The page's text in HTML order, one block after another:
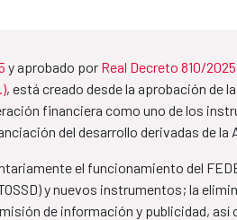
y aprobado por Real Decreto 810/
, está creado desde la aprobación de la
financiera como uno de los
del desarrollo derivadas de la
el funcionamiento del
y nuevos instrumentos; la
de información y publicidad,